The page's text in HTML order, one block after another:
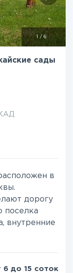
/ 6
сады
в
дорогу
поселка
внутренние
6 до 15 соток